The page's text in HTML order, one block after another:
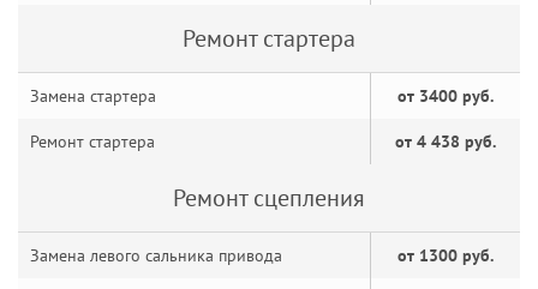
Ремонт стартера
Замена стартера от 3400 руб.
Ремонт стартера от 4 438 руб.
Ремонт сцепления
Замена левого сальника привода от 1300 руб.